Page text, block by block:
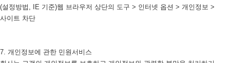
(설정방법, IE 기준)웹 브라우저 상단의 도구 > 인터넷 옵션 > 개인정보 >
사이트 차단
7. 개인정보에 관한 민원서비스